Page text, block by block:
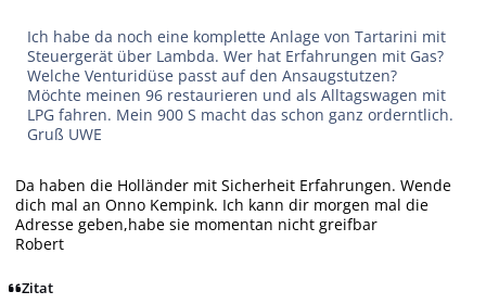
Ich habe da noch eine komplette Anlage von Tartarini mit
Steuergerät über Lambda. Wer hat Erfahrungen mit Gas?
Welche Venturidüse passt auf den Ansaugstutzen?
Möchte meinen 96 restaurieren und als Alltagswagen mit
LPG fahren. Mein 900 S macht das schon ganz orderntlich.
Gruß UWE
Da haben die Holländer mit Sicherheit Erfahrungen. Wende
dich mal an Onno Kempink. Ich kann dir morgen mal die
Adresse geben,habe sie momentan nicht greifbar
Robert
Zitat